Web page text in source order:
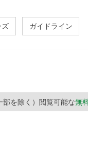
ガイドライン
を除く）閲覧可能な無